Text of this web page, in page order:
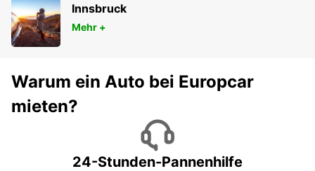
Innsbruck
Mehr +
Warum ein Auto bei Europcar
mieten?
24-Stunden-Pannenhilfe